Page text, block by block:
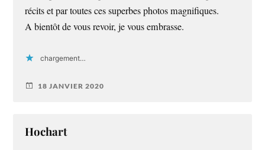
récits et par toutes ces superbes photos magnifiques.
A bientôt de vous revoir, je vous embrasse.
chargement…
18 JANVIER 2020
Hochart